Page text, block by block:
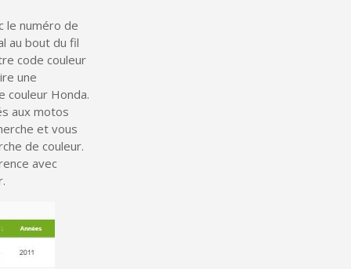
: 5€ de réduction
France Métropolitaine
pour 250€ d'achats
dès 30€ d'achats
moins d'1 minute
des bons d'achat
le numéro de
au bout du fil
code couleur
une
couleur Honda.
aux motos
et vous
de couleur.
avec